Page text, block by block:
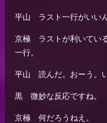
平山 ラスト一行がいい
京極 ラストが利いてい
一行。
平山 読んだ。おーう。い
黒 微妙な反応ですね。
京極 何だろうねえ。